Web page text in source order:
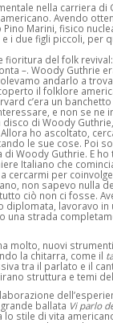
nella carriera di
Avendo
Marini, fisico
i due figli piccoli, per
fioritura del folk
–. Woody Guthrie
andarlo a
il folklore
c’era un
e non se ne
disco di Woody
ho ascoltato,
le sue cose. Poi
di Woody Guthrie. E
Italiano che
cercarmi per
non sapevo nulla
ciò non ci fosse.
diplomata, lavoravo in
una strada
molto, nuovi
la chitarra, come il
tra il parlato e il
struttura e temi
ballata Vi parlo
lo stile di vita